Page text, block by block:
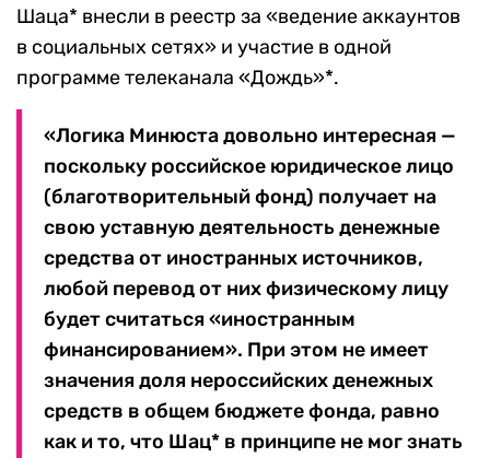
Шаца* внесли в реестр за «ведение аккаунтов
в социальных сетях» и участие в одной
программе телеканала «Дождь»*.
«Логика Минюста довольно интересная —
поскольку российское юридическое лицо
(благотворительный фонд) получает на
свою уставную деятельность денежные
средства от иностранных источников,
любой перевод от них физическому лицу
будет считаться «иностранным
финансированием». При этом не имеет
значения доля нероссийских денежных
средств в общем бюджете фонда, равно
как и то, что Шац* в принципе не мог знать